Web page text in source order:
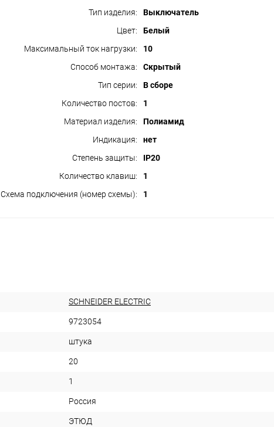
Тип изделия:
Выключатель
Цвет:
Белый
Максимальный ток нагрузки:
10
Способ монтажа:
Скрытый
Тип серии:
В сборе
Количество постов:
1
Материал изделия:
Полиамид
Индикация:
нет
Степень защиты:
IP20
Количество клавиш:
1
Схема подключения (номер схемы):
1
SCHNEIDER ELECTRIC
9723054
штука
20
1
Россия
ЭТЮД